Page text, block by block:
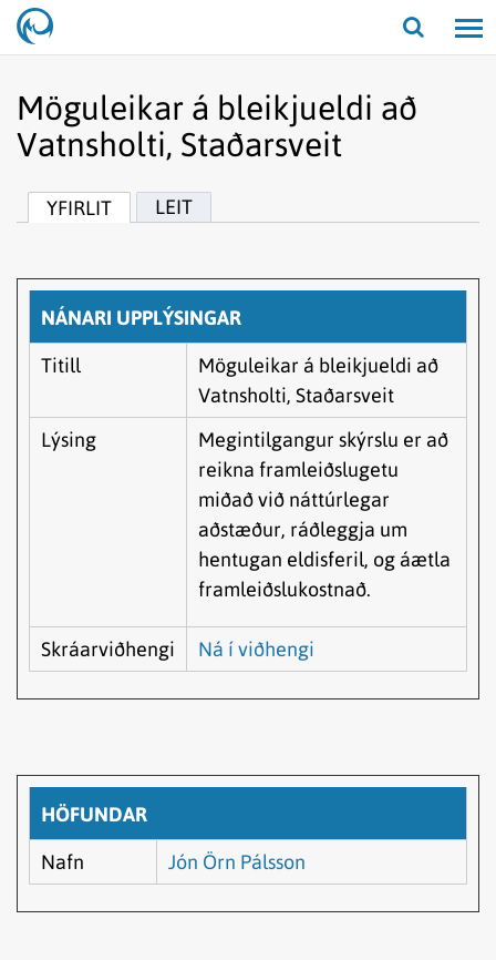
Opna/
Möguleikar á bleikjueldi að
Vatnsholti, Staðarsveit
YFIRLIT LEIT
NÁNARI UPPLÝSINGAR
Titill
Möguleikar á bleikjueldi að
Vatnsholti, Staðarsveit
Lýsing
Megintilgangur skýrslu er að
reikna framleiðslugetu
miðað við náttúrlegar
aðstæður, ráðleggja um
hentugan eldisferil, og áætla
framleiðslukostnað.
Skráarviðhengi Ná í viðhengi
HÖFUNDAR
Nafn Jón Örn Pálsson